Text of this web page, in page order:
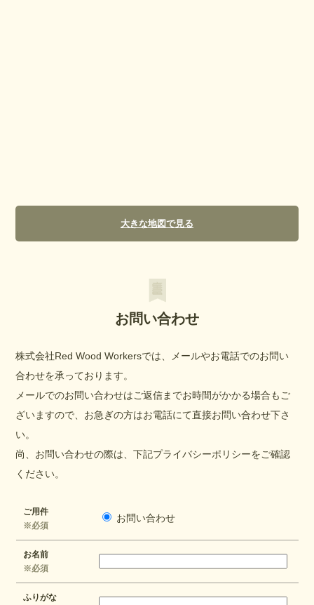
大きな地図で見る
お問い合わせ
株式会社Red Wood Workersでは、メールやお電話でのお問い
合わせを承っております。
メールでのお問い合わせはご返信までお時間がかかる場合もご
ざいますので、お急ぎの方はお電話にて直接お問い合わせ下さ
い。
尚、お問い合わせの際は、下記プライバシーポリシーをご確認
ください。
ご用件
※必須
お問い合わせ
お名前
※必須
ふりがな